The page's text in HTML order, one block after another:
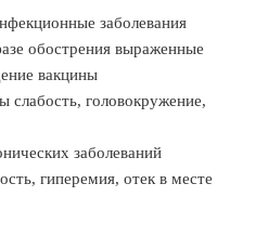
заболевания
обострения выраженные
вакцины
головокружение,
заболеваний
гиперемия, отек в месте